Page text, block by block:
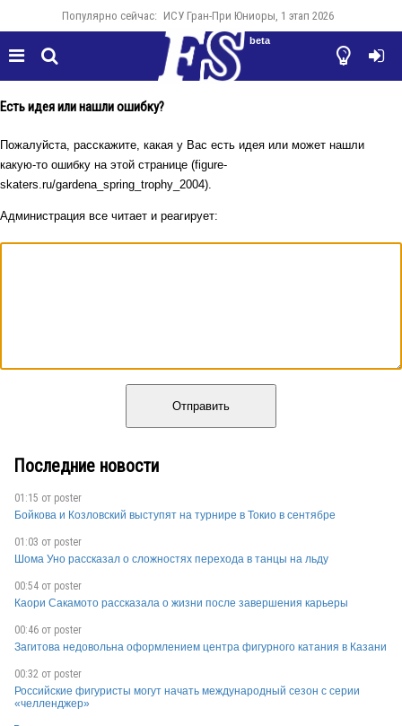
Популярно сейчас: ИСУ Гран-При Юниоры, 1 этап 2026
  

beta
Есть идея или нашли ошибку?
Пожалуйста, расскажите, какая у Вас есть идея или может нашли
какую-то ошибку на этой странице (figure-
skaters.ru/gardena_spring_trophy_2004).
Администрация все читает и реагирует:
Отправить
Последние новости
01:15 от poster
Бойкова и Козловский выступят на турнире в Токио в сентябре
01:03 от poster
Шома Уно рассказал о сложностях перехода в танцы на льду
00:54 от poster
Каори Сакамото рассказала о жизни после завершения карьеры
00:46 от poster
Загитова недовольна оформлением центра фигурного катания в Казани
00:32 от poster
Российские фигуристы могут начать международный сезон с серии
«челленджер»